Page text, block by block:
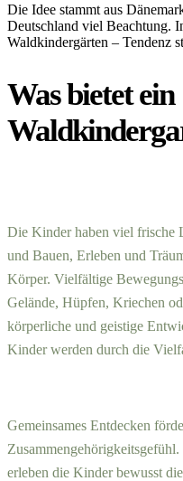
Die Idee stammt aus
Deutschland viel Beachtung.
Waldkindergärten – Tendenz
Was bietet ein
Die Kinder haben viel frische
und Bauen, Erleben und
Körper. Vielfältige
Gelände, Hüpfen, Kriechen
körperliche und geistige
Kinder werden durch die
Gemeinsames Entdecken
erleben die Kinder bewusst